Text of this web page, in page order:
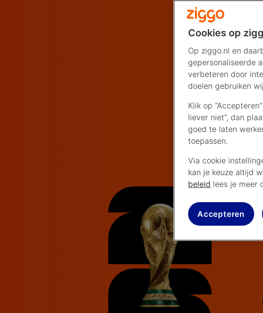
Cookies op
Op ziggo.nl en
gepersonaliseerde
verbeteren door
doelen gebruiken
Klik op
liever niet”, dan
goed te laten
toepassen.
Via cookie
kan je keuze altijd
beleid lees je meer
Accepteren